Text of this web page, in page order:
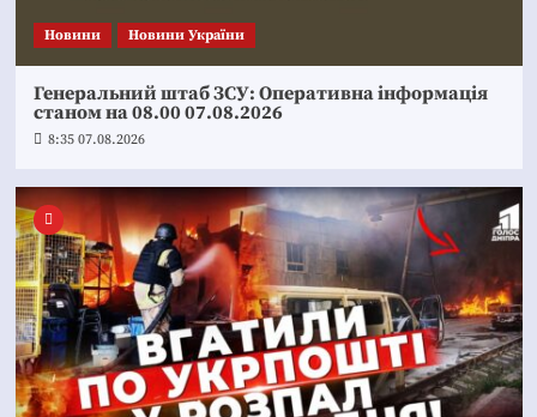
Новини Новини України
Генеральний штаб ЗСУ: Оперативна інформація
станом на 08.00 07.08.2026
8:35 07.08.2026